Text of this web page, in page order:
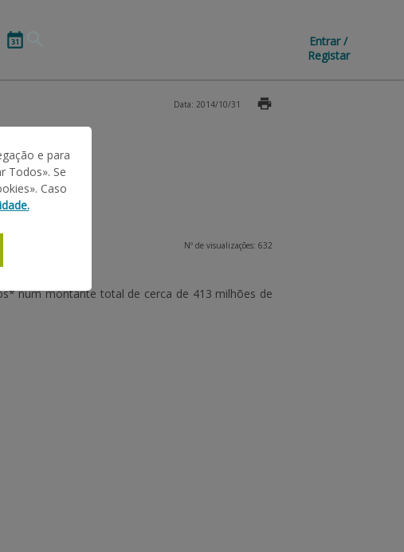
Entrar /
Registar
Data: 2014/10/31
Nº de visualizações: 632
num montante total de cerca de 413 milhões de
e para
Todos». Se
Caso